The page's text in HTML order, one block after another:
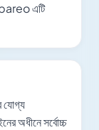
এটি
যোগ্য
অধীনে সর্বোচ্চ